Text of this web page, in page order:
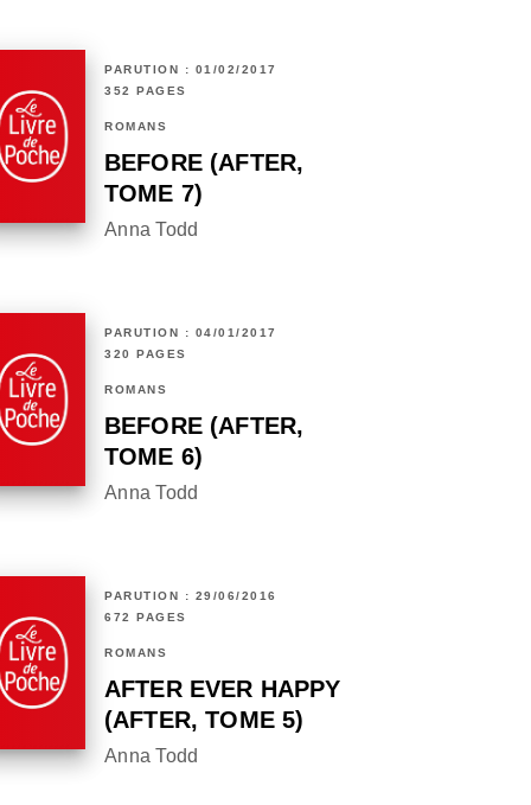
PARUTION : 01/02/2017
352 PAGES
ROMANS
BEFORE (AFTER,
TOME 7)
Anna Todd
PARUTION : 04/01/2017
320 PAGES
ROMANS
BEFORE (AFTER,
TOME 6)
Anna Todd
PARUTION : 29/06/2016
672 PAGES
ROMANS
AFTER EVER HAPPY
(AFTER, TOME 5)
Anna Todd